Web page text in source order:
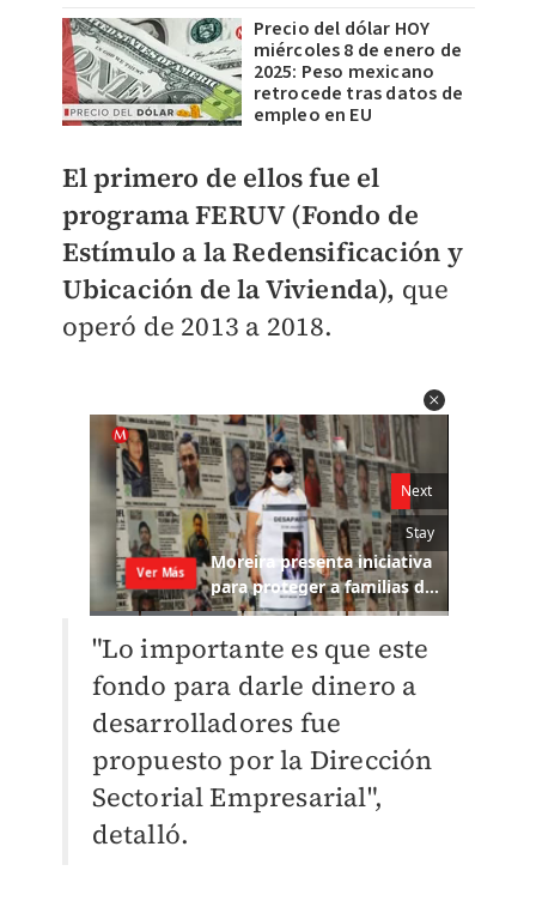
Precio del dólar HOY
miércoles 8 de enero de
2025: Peso mexicano
retrocede tras datos de
empleo en EU
El primero de ellos fue el
programa FERUV (Fondo de
Estímulo a la Redensificación y
Ubicación de la Vivienda), que
operó de 2013 a 2018.
"Lo importante es que este
fondo para darle dinero a
desarrolladores fue
propuesto por la Dirección
Sectorial Empresarial",
detalló.